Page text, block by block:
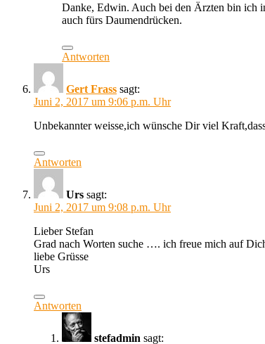
Danke, Edwin. Auch bei den Ärzten bin ich
auch fürs Daumendrücken.
Antworten
Gert Frass sagt:
Juni 2, 2017 um 9:06 p.m. Uhr
Unbekannter weisse,ich wünsche Dir viel
Antworten
Urs sagt:
Juni 2, 2017 um 9:08 p.m. Uhr
Lieber Stefan
Grad nach Worten suche …. ich freue mich auf
liebe Grüsse
Urs
Antworten
stefadmin sagt: